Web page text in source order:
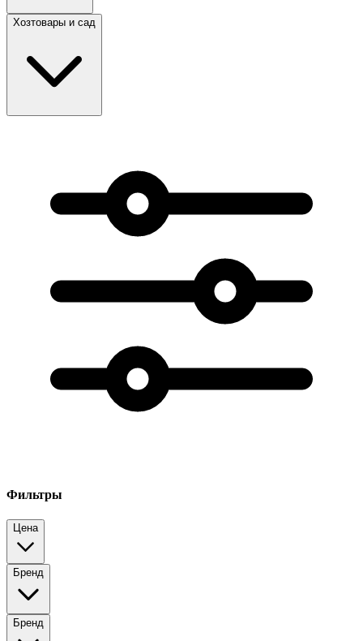
Хозтовары и сад
Фильтры
Цена
Бренд
Бренд